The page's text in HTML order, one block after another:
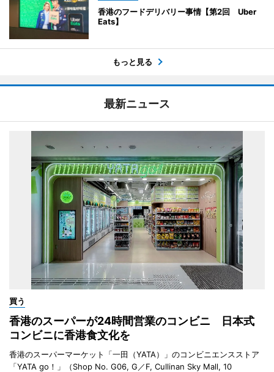
香港のフードデリバリー事情【第2回 Uber
Eats】
もっと見る
最新ニュース
買う
香港のスーパーが24時間営業のコンビニ 日本式
コンビニに香港食文化を
香港のスーパーマーケット「一田（YATA）」のコンビニエンスストア
「YATA go！」（Shop No. G06, G／F, Cullinan Sky Mall, 10